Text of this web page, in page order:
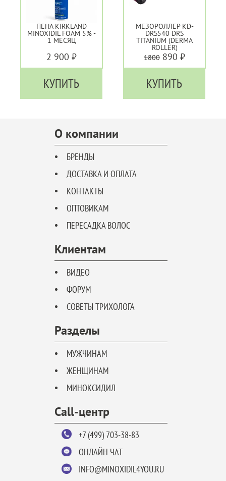
ПЕНА KIRKLAND
MINOXIDIL FOAM 5% -
1 МЕСЯЦ
2 900 ₽
КУПИТЬ
МЕЗОРОЛЛЕР KD-
DRS540 DRS
TITANIUM (DERMA
ROLLER)
1800 890 ₽
КУПИТЬ
О компании
БРЕНДЫ
ДОСТАВКА И ОПЛАТА
КОНТАКТЫ
ОПТОВИКАМ
ПЕРЕСАДКА ВОЛОС
Клиентам
ВИДЕО
ФОРУМ
СОВЕТЫ ТРИХОЛОГА
Разделы
МУЖЧИНАМ
ЖЕНЩИНАМ
МИНОКСИДИЛ
Call-центр
+7 (499) 703-38-83
ОНЛАЙН ЧАТ
INFO@MINOXIDIL4YOU.RU